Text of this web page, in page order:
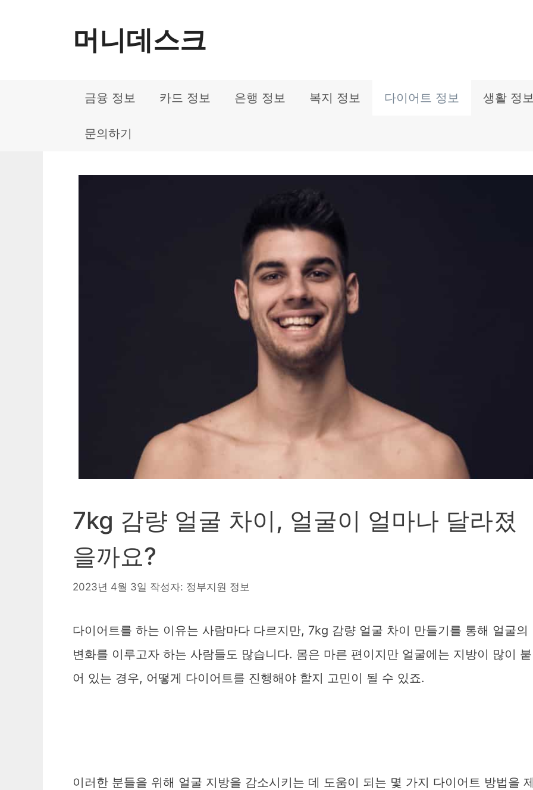
머니데스크
금융 정보 카드 정보 은행 정보 복지 정보 다이어트 정보 생활 정
문의하기
7kg 감량 얼굴 차이, 얼굴이 얼마나 달라졌
을까요?
2023년 4월 3일 작성자: 정부지원 정보
다이어트를 하는 이유는 사람마다 다르지만, 7kg 감량 얼굴 차이 만들기를 통해 얼굴의
변화를 이루고자 하는 사람들도 많습니다. 몸은 마른 편이지만 얼굴에는 지방이 많이 붙
어 있는 경우, 어떻게 다이어트를 진행해야 할지 고민이 될 수 있죠.
이러한 분들을 위해 얼굴 지방을 감소시키는 데 도움이 되는 몇 가지 다이어트 방법을